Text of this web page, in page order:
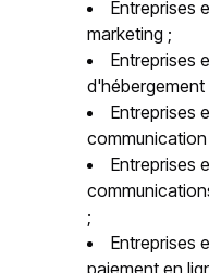
Entreprises
marketing ;
Entreprises
d'hébergement
Entreprises
communication
Entreprises
;
Entreprises
paiement en